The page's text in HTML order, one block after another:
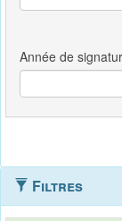
Filtres